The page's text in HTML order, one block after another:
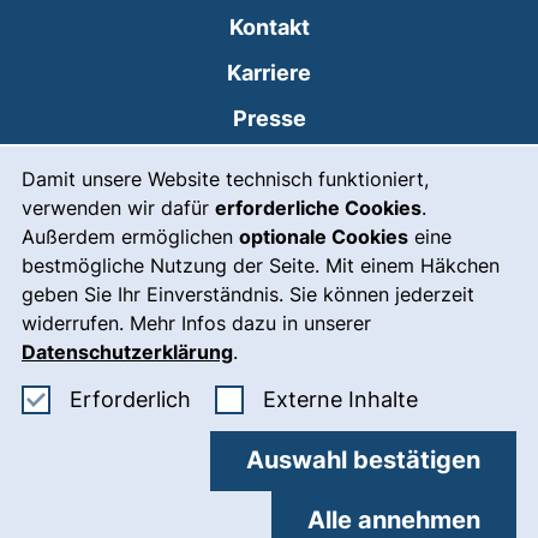
Damit unsere Website technisch funktioniert,
verwenden wir dafür erforderliche Cookies.
Außerdem ermöglichen optionale Cookies eine
bestmögliche Nutzung der Seite. Mit einem Häkchen
geben Sie Ihr Einverständnis. Sie können jederzeit
widerrufen. Mehr Infos dazu in unserer
Datenschutzerklärung.
Erforderlich Erforderliche Cookies akzeptieren
Externe Inhalte: Externe
Auswahl bestätigen
Alle annehmen
Kontakt
Karriere
Presse
Leichte Sprache
Gebärdensprache
Notfall(externer Link, öffnet
Impressum
Barrierefreiheit
Datenschutz